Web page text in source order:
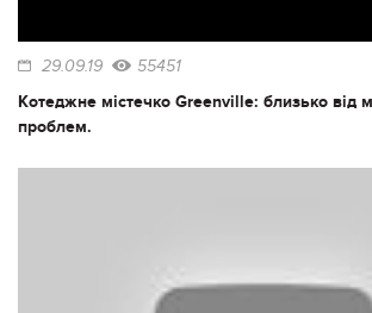
29.09.19 55451
Котеджне містечко Greenville: близько від
проблем.